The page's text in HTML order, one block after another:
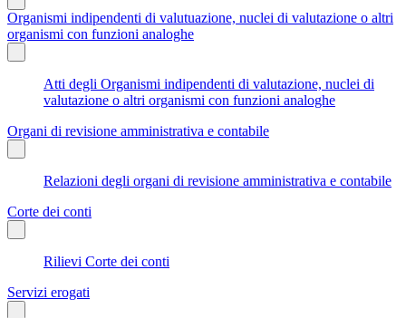
Organismi indipendenti di valutuazione, nuclei di valutazione o altri
organismi con funzioni analoghe
Atti degli Organismi indipendenti di valutazione, nuclei di
valutazione o altri organismi con funzioni analoghe
Organi di revisione amministrativa e contabile
Relazioni degli organi di revisione amministrativa e contabile
Corte dei conti
Rilievi Corte dei conti
Servizi erogati